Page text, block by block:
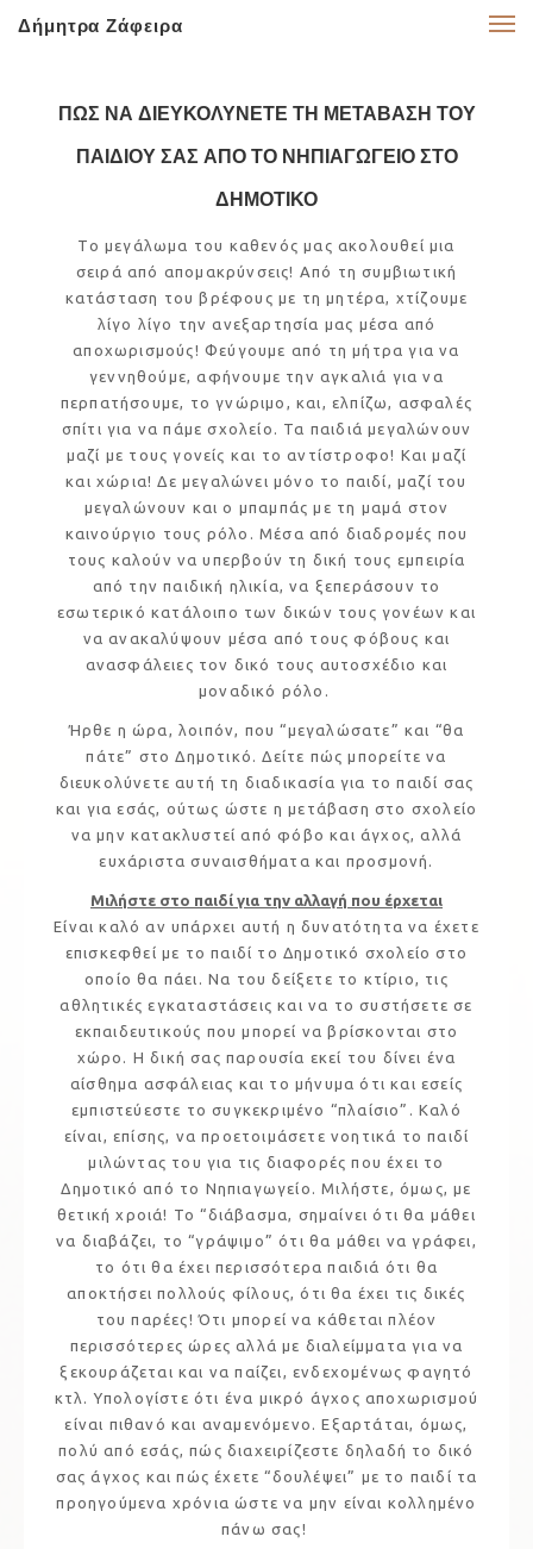
Δήμητρα Ζάφειρα
ΠΩΣ ΝΑ ΔΙΕΥΚΟΛΥΝΕΤΕ ΤΗ ΜΕΤΑΒΑΣΗ ΤΟΥ
ΠΑΙΔΙΟΥ ΣΑΣ ΑΠΟ ΤΟ ΝΗΠΙΑΓΩΓΕΙΟ ΣΤΟ
ΔΗΜΟΤΙΚΟ
Το μεγάλωμα του καθενός μας ακολουθεί μια
σειρά από απομακρύνσεις! Από τη συμβιωτική
κατάσταση του βρέφους με τη μητέρα, χτίζουμε
λίγο λίγο την ανεξαρτησία μας μέσα από
αποχωρισμούς! Φεύγουμε από τη μήτρα για να
γεννηθούμε, αφήνουμε την αγκαλιά για να
περπατήσουμε, το γνώριμο, και, ελπίζω, ασφαλές
σπίτι για να πάμε σχολείο. Τα παιδιά μεγαλώνουν
μαζί με τους γονείς και το αντίστροφο! Και μαζί
και χώρια! Δε μεγαλώνει μόνο το παιδί, μαζί του
μεγαλώνουν και ο μπαμπάς με τη μαμά στον
καινούργιο τους ρόλο. Μέσα από διαδρομές που
τους καλούν να υπερβούν τη δική τους εμπειρία
από την παιδική ηλικία, να ξεπεράσουν το
εσωτερικό κατάλοιπο των δικών τους γονέων και
να ανακαλύψουν μέσα από τους φόβους και
ανασφάλειες τον δικό τους αυτοσχέδιο και
μοναδικό ρόλο.
Ήρθε η ώρα, λοιπόν, που “μεγαλώσατε” και “θα
πάτε” στο Δημοτικό. Δείτε πώς μπορείτε να
διευκολύνετε αυτή τη διαδικασία για το παιδί σας
και για εσάς, ούτως ώστε η μετάβαση στο σχολείο
να μην κατακλυστεί από φόβο και άγχος, αλλά
ευχάριστα συναισθήματα και προσμονή.
Μιλήστε στο παιδί για την αλλαγή που έρχεται
Είναι καλό αν υπάρχει αυτή η δυνατότητα να έχετε
επισκεφθεί με το παιδί το Δημοτικό σχολείο στο
οποίο θα πάει. Να του δείξετε το κτίριο, τις
αθλητικές εγκαταστάσεις και να το συστήσετε σε
εκπαιδευτικούς που μπορεί να βρίσκονται στο
χώρο. Η δική σας παρουσία εκεί του δίνει ένα
αίσθημα ασφάλειας και το μήνυμα ότι και εσείς
εμπιστεύεστε το συγκεκριμένο “πλαίσιο”. Καλό
είναι, επίσης, να προετοιμάσετε νοητικά το παιδί
μιλώντας του για τις διαφορές που έχει το
Δημοτικό από το Νηπιαγωγείο. Μιλήστε, όμως, με
θετική χροιά! Το “διάβασμα, σημαίνει ότι θα μάθει
να διαβάζει, το “γράψιμο” ότι θα μάθει να γράφει,
το ότι θα έχει περισσότερα παιδιά ότι θα
αποκτήσει πολλούς φίλους, ότι θα έχει τις δικές
του παρέες! Ότι μπορεί να κάθεται πλέον
περισσότερες ώρες αλλά με διαλείμματα για να
ξεκουράζεται και να παίζει, ενδεχομένως φαγητό
κτλ. Υπολογίστε ότι ένα μικρό άγχος αποχωρισμού
είναι πιθανό και αναμενόμενο. Εξαρτάται, όμως,
πολύ από εσάς, πώς διαχειρίζεστε δηλαδή το δικό
σας άγχος και πώς έχετε “δουλέψει” με το παιδί τα
προηγούμενα χρόνια ώστε να μην είναι κολλημένο
πάνω σας!